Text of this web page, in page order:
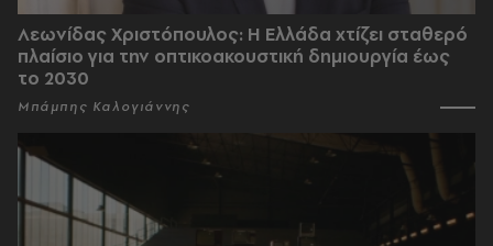
Λεωνίδας Χριστόπουλος: Η Ελλάδα χτίζει σταθερό
πλαίσιο για την οπτικοακουστική δημιουργία έως
το 2030
Μπάμπης Καλογιάννης